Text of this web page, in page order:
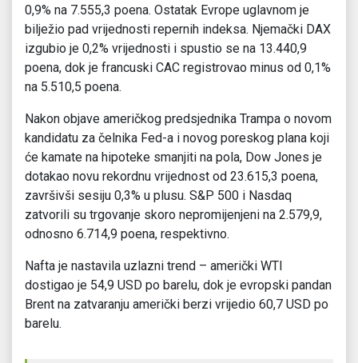
0,9% na 7.555,3 poena. Ostatak Evrope uglavnom je
bilježio pad vrijednosti repernih indeksa. Njemački DAX
izgubio je 0,2% vrijednosti i spustio se na 13.440,9
poena, dok je francuski CAC registrovao minus od 0,1%
na 5.510,5 poena.
Nakon objave američkog predsjednika Trampa o novom
kandidatu za čelnika Fed-a i novog poreskog plana koji
će kamate na hipoteke smanjiti na pola, Dow Jones je
dotakao novu rekordnu vrijednost od 23.615,3 poena,
završivši sesiju 0,3% u plusu. S&P 500 i Nasdaq
zatvorili su trgovanje skoro nepromijenjeni na 2.579,9,
odnosno 6.714,9 poena, respektivno.
Nafta je nastavila uzlazni trend – američki WTI
dostigao je 54,9 USD po barelu, dok je evropski pandan
Brent na zatvaranju američki berzi vrijedio 60,7 USD po
barelu.